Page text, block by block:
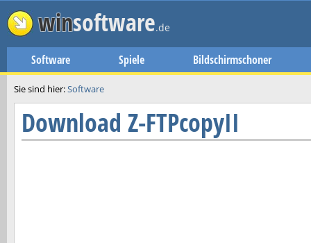
winsoftware.de
Software Spiele Bildschirmschoner
Sie sind hier:Software
Download Z-FTPcopyII